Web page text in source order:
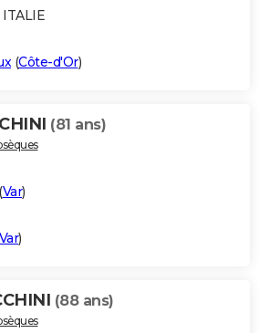
ITALIE
(Côte-d'Or)
(81 ans)
(Var)
)
(88 ans)